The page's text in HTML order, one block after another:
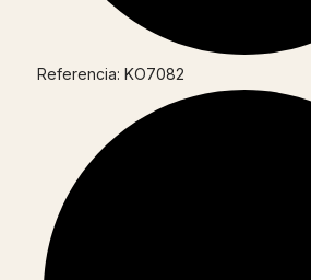
Referencia: KO7082